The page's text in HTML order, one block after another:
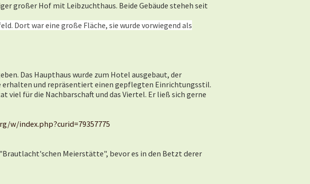
großer Hof mit Leibzuchthaus. Beide Gebäude steheh seit
Dort war eine große Fläche, sie wurde vorwiegend als
Das Haupthaus wurde zum Hotel ausgebaut, der
erhalten und repräsentiert einen gepflegten Einrichtungsstil.
für die Nachbarschaft und das Viertel. Er ließ sich gerne
w/index.php?curid=79357775
Meierstätte", bevor es in den Betzt derer